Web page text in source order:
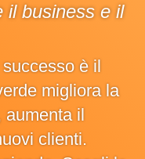
il business e il
è il
migliora la
aumenta il
clienti.